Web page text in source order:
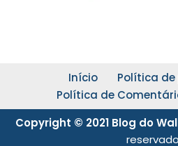
Início
Política
Política de
Copyright © 2021 Blog do